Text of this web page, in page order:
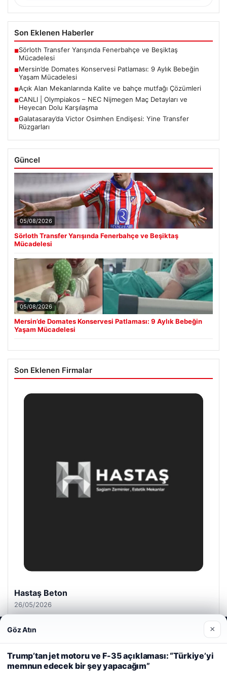
Son Eklenen Haberler
■Sörloth Transfer Yarışında Fenerbahçe ve Beşiktaş
Mücadelesi
■Mersin’de Domates Konservesi Patlaması: 9 Aylık Bebeğin
Yaşam Mücadelesi
■Açık Alan Mekanlarında Kalite ve bahçe mutfağı Çözümleri
■CANLI | Olympiakos – NEC Nijmegen Maç Detayları ve
Heyecan Dolu Karşılaşma
■Galatasaray’da Victor Osimhen Endişesi: Yine Transfer
Rüzgarları
Güncel
05/08/2026
Sörloth Transfer Yarışında Fenerbahçe ve Beşiktaş
Mücadelesi
05/08/2026
Mersin’de Domates Konservesi Patlaması: 9 Aylık Bebeğin
Yaşam Mücadelesi
Son Eklenen Firmalar
Hastaş Beton
26/05/2026
Web sitemizi nasıl kullandığınızı daha iyi anlayabilmek,
deneyiminizi kişiselleştirmek ve geliştirmek amacıyla çerezler
kullanıyoruz.
Çerez Politikamız
Reddet Kabul Et
Göz Atın ×
Trump’tan jet motoru ve F-35 açıklaması: “Türkiye’yi
memnun edecek bir şey yapacağım”